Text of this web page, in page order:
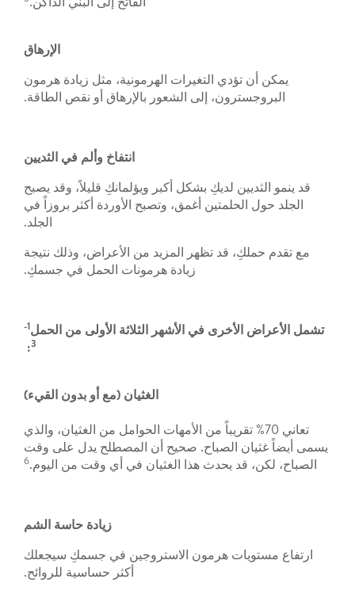
الإرهاق
يمكن أن تؤدي التغيرات الهرمونية، مثل زيادة هرمون
البروجسترون، إلى الشعور بالإرهاق أو نقص الطاقة.
انتفاخ وألم في الثديين
قد ينمو الثديين لديكِ بشكل أكبر ويؤلمانكِ قليلاً، وقد يصبح
الجلد حول الحلمتين أغمق، وتصبح الأوردة أكثر بروزاً في
الجلد.
مع تقدم حملكِ، قد تظهر المزيد من الأعراض، وذلك نتيجة
زيادة هرمونات الحمل في جسمكِ.
تشمل الأعراض الأخرى في الأشهر الثلاثة الأولى من الحمل 1-
3
:
الغثيان (مع أو بدون القيء)
تعاني 70% تقريباً من الأمهات الحوامل من الغثيان، والذي
يسمى أيضاً غثيان الصباح. صحيح أن المصطلح يدل على وقت
الصباح، لكن، قد يحدث هذا الغثيان في أي وقت من اليوم.6
زيادة حاسة الشم
ارتفاع مستويات هرمون الاستروجين في جسمكِ سيجعلك
أكثر حساسية للروائح.